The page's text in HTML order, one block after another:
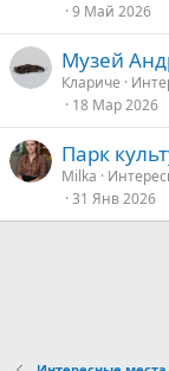
9 Май 2026
Музей
Клариче
18 Мар 2026
Парк
Milka
31 Янв 2026